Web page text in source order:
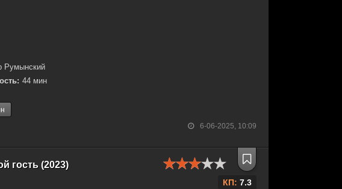
6-06-2025, 10:09
Румынский
44 мин
гость (2023)
КП: 7.3